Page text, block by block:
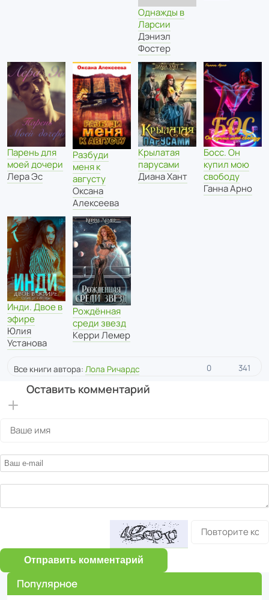
Однажды в
Ларсии
Дэниэл
Фостер
Парень для
моей дочери
Лера Эс
Разбуди
меня к
августу
Оксана
Алексеева
Крылатая
парусами
Диана Хант
Босс. Он
купил мою
свободу
Ганна Арно
Инди. Двое в
эфире
Юлия
Установа
Рождённая
среди звезд
Керри Лемер
Все книги автора: Лола Ричардс 0 341
Оставить комментарий
Отправить комментарий
Популярное